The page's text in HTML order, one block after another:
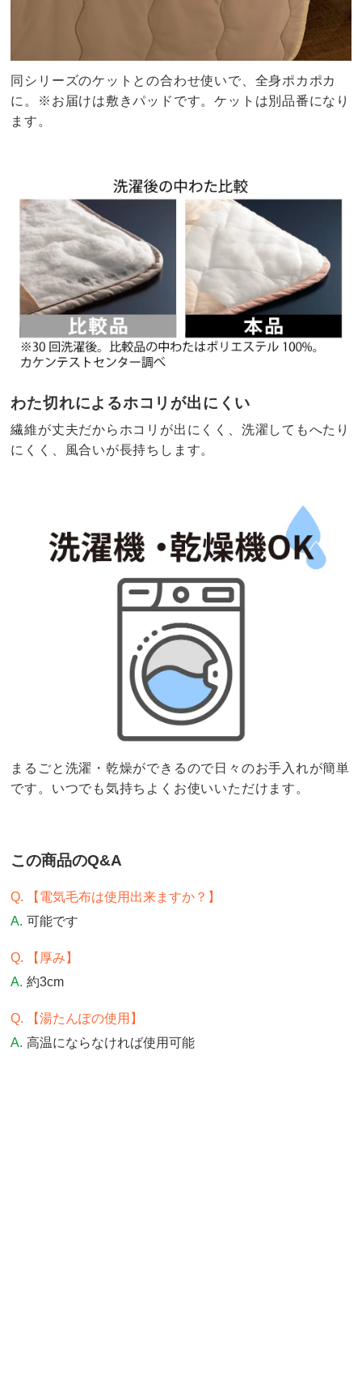
同シリーズのケットとの合わせ使いで、全身ポカポカ
に。※お届けは敷きパッドです。ケットは別品番になり
ます。
わた切れによるホコリが出にくい
繊維が丈夫だからホコリが出にくく、洗濯してもへたり
にくく、風合いが長持ちします。
まるごと洗濯・乾燥ができるので日々のお手入れが簡単
です。いつでも気持ちよくお使いいただけます。
この商品のQ&A
【電気毛布は使用出来ますか？】
可能です
【厚み】
約3cm
【湯たんぽの使用】
高温にならなければ使用可能